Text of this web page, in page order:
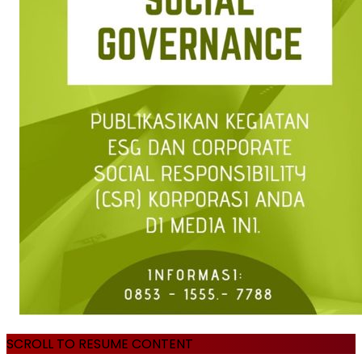
SCROLL TO RESUME CONTENT